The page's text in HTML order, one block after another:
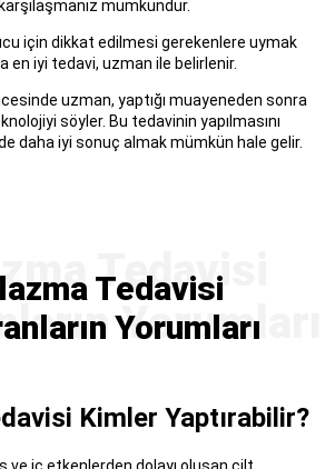
mümkündür.
için dikkat edilmesi gerekenlere uymak
en iyi tedavi, uzman ile belirlenir.
uzman, yaptığı muayeneden sonra
söyler. Bu tedavinin yapılmasını
daha iyi sonuç almak mümkün hale gelir.
Tedavisi
Yorumları
Kimler Yaptırabilir?